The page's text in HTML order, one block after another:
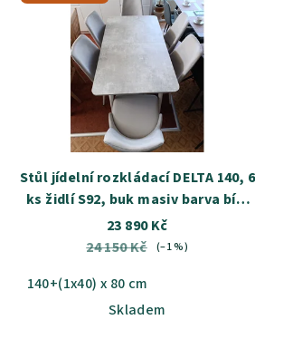
Stůl jídelní rozkládací DELTA 140, 6
ks židlí S92, buk masiv barva bílý
mat - SKLADEM
23 890 Kč
24 150 Kč (–1 %)
140+(1x40) x 80 cm
Skladem